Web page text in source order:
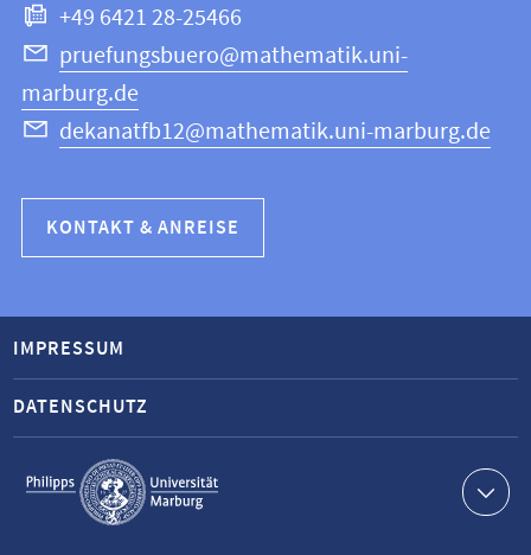
+49 6421 28-25466
pruefungsbuero@mathematik.uni-
marburg.de
dekanatfb12@mathematik.uni-marburg.de
KONTAKT & ANREISE
Service-
Navigation
IMPRESSUM
DATENSCHUTZ